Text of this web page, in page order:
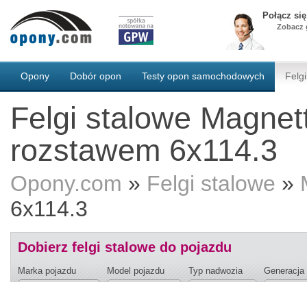
Połącz
Zobacz
Opony Dobór opon Testy opon samochodowych
Felgi stalowe
rozstawem 6x114.3
Opony.com » Felgi stalowe »
6x114.3
Dobierz felgi stalowe do pojazdu
Marka pojazdu Model pojazdu Typ nadwozia Generacja